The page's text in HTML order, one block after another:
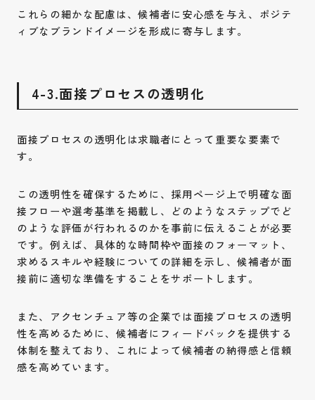
Contact
採用情報
Recruit
これらの細かな配慮は、候補者に安心感を与え、ポジテ
ィブなブランドイメージを形成に寄与します。
4-3.面接プロセスの透明化
面接プロセスの透明化は求職者にとって重要な要素で
す。
この透明性を確保するために、採用ページ上で明確な面
接フローや選考基準を掲載し、どのようなステップでど
のような評価が行われるのかを事前に伝えることが必要
です。例えば、具体的な時間枠や面接のフォーマット、
求めるスキルや経験についての詳細を示し、候補者が面
接前に適切な準備をすることをサポートします。
また、アクセンチュア等の企業では面接プロセスの透明
性を高めるために、候補者にフィードバックを提供する
体制を整えており、これによって候補者の納得感と信頼
感を高めています。